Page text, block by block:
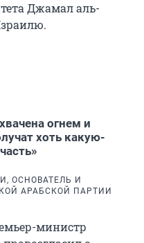
Джамал аль-
огнем и
хоть какую-
ОСНОВАТЕЛЬ И
АРАБСКОЙ ПАРТИИ
министр